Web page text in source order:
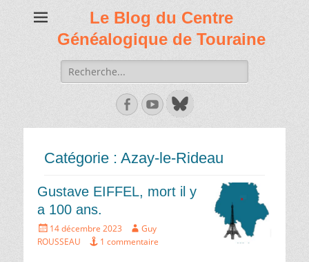
Le Blog du Centre
Généalogique de Touraine
Recherche
de:
Facebook
Youtube
Catégorie : Azay-le-Rideau
Gustave EIFFEL, mort il y
a 100 ans.
Écrit
le
14 décembre 2023 Auteur
Guy
ROUSSEAU
1 commentaire